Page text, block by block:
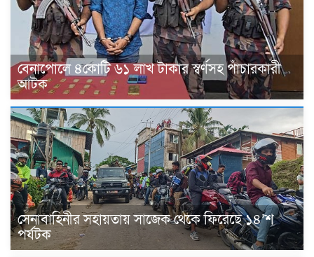
বেনাপোলে ৪কোটি ৬১ লাখ টাকার স্বর্ণসহ পাঁচারকারী
আটক
সেনাবাহিনীর সহায়তায় সাজেক থেকে ফিরেছে ১৪’শ
পর্যটক